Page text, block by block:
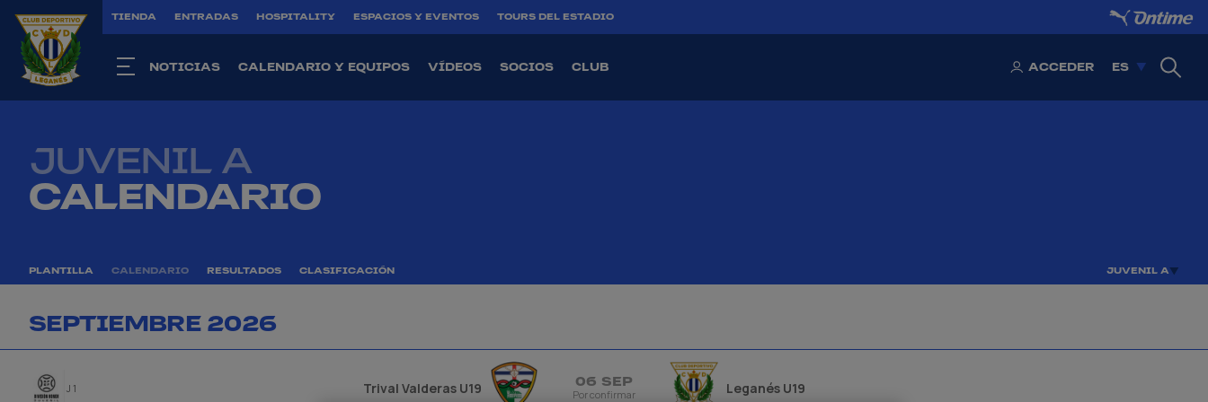
TIENDA ENTRADAS HOSPITALITY ESPACIOS Y EVENTOS TOURS DEL ESTADIO
NOTICIAS CALENDARIO Y EQUIPOS VÍDEOS SOCIOS CLUB ACCEDER ES
CALENDARIO
JUVENIL A
PLANTILLA CALENDARIO RESULTADOS CLASIFICACIÓN JUVENIL A
SEPTIEMBRE 2026
J 1 Trival Valderas U19 06 SEP
Por confirmar Leganés U19